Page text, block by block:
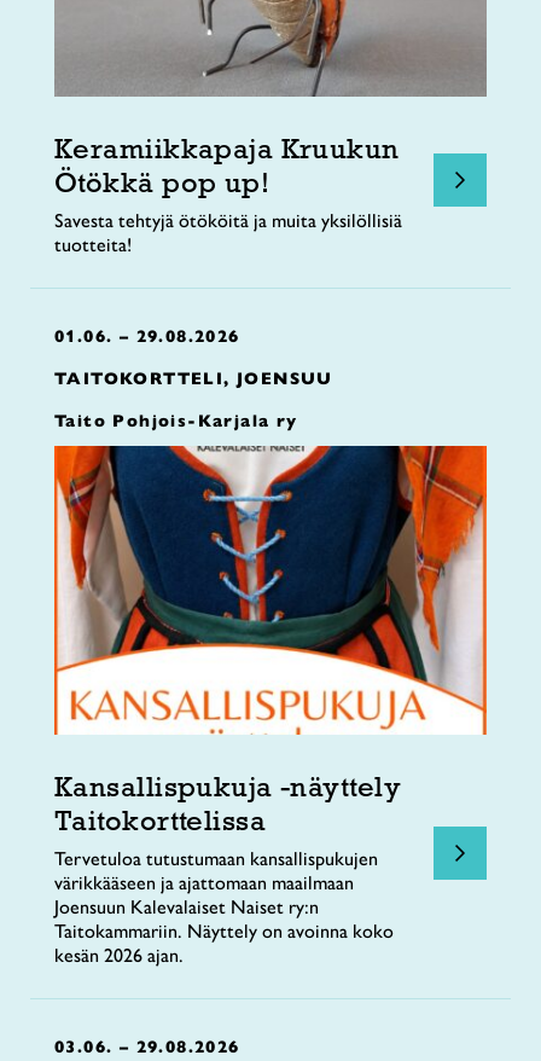
Keramiikkapaja Kruukun
Ötökkä pop up!
Savesta tehtyjä ötököitä ja muita yksilöllisiä
tuotteita!
01.06. – 29.08.2026
TAITOKORTTELI, JOENSUU
Taito Pohjois-Karjala ry
Kansallispukuja -näyttely
Taitokorttelissa
Tervetuloa tutustumaan kansallispukujen
värikkääseen ja ajattomaan maailmaan
Joensuun Kalevalaiset Naiset ry:n
Taitokammariin. Näyttely on avoinna koko
kesän 2026 ajan.
03.06. – 29.08.2026